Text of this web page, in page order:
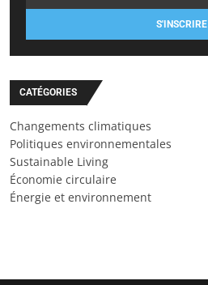
S'INSCRIRE
CATÉGORIES
Changements climatiques
Politiques environnementales
Sustainable Living
Économie circulaire
Énergie et environnement